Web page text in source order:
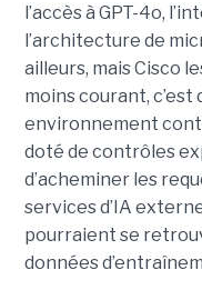
l’accès à GPT-4o,
l’architecture de
ailleurs, mais Cisco
moins courant, c’est
environnement
doté de contrôles
d’acheminer les
services d’IA
pourraient se
données